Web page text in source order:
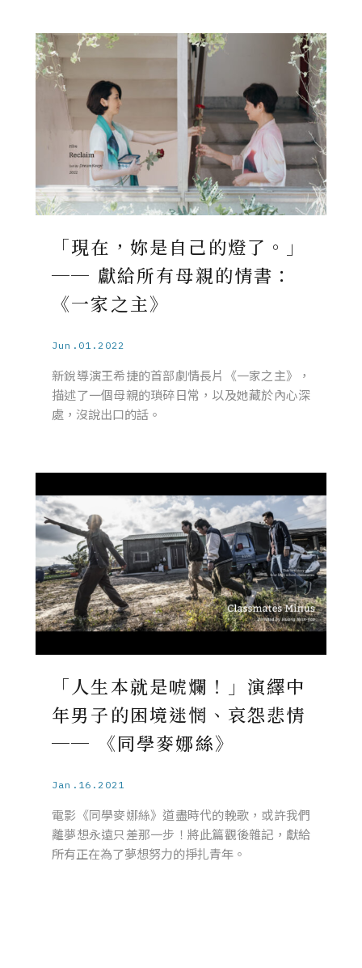
「現在，妳是自己的燈了。」
── 獻給所有母親的情書：
《一家之主》
Jun.01.2022
新銳導演王希捷的首部劇情長片《一家之主》，
描述了一個母親的瑣碎日常，以及她藏於內心深
處，沒說出口的話。
「人生本就是唬爛！」演繹中
年男子的困境迷惘、哀怨悲情
── 《同學麥娜絲》
Jan.16.2021
電影《同學麥娜絲》道盡時代的輓歌，或許我們
離夢想永遠只差那一步！將此篇觀後雜記，獻給
所有正在為了夢想努力的掙扎青年。